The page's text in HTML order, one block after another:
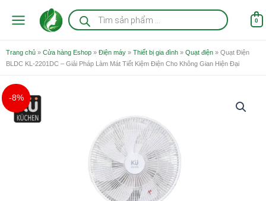
Tìm
kiếm
sản
0
Trang chủ » Cửa hàng Eshop » Điện máy » Thiết bị gia đình » Quạt điện » Quạt Điện
BLDC KL-2201DC – Giải Pháp Làm Mát Tiết Kiệm Điện Cho Không Gian Hiện Đại
-8%
2.500.000 ₫.
tại
là:
2.290.000 ₫.
Quạt
Điện
BLDC